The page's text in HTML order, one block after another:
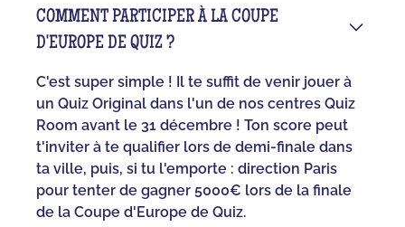
COMMENT PARTICIPER À LA COUPE
D'EUROPE DE QUIZ ?
C'est super simple ! Il te suffit de venir jouer à
un Quiz Original dans l'un de nos centres Quiz
Room avant le 31 décembre ! Ton score peut
t'inviter à te qualifier lors de demi-finale dans
ta ville, puis, si tu l'emporte : direction Paris
pour tenter de gagner 5000€ lors de la finale
de la Coupe d'Europe de Quiz.